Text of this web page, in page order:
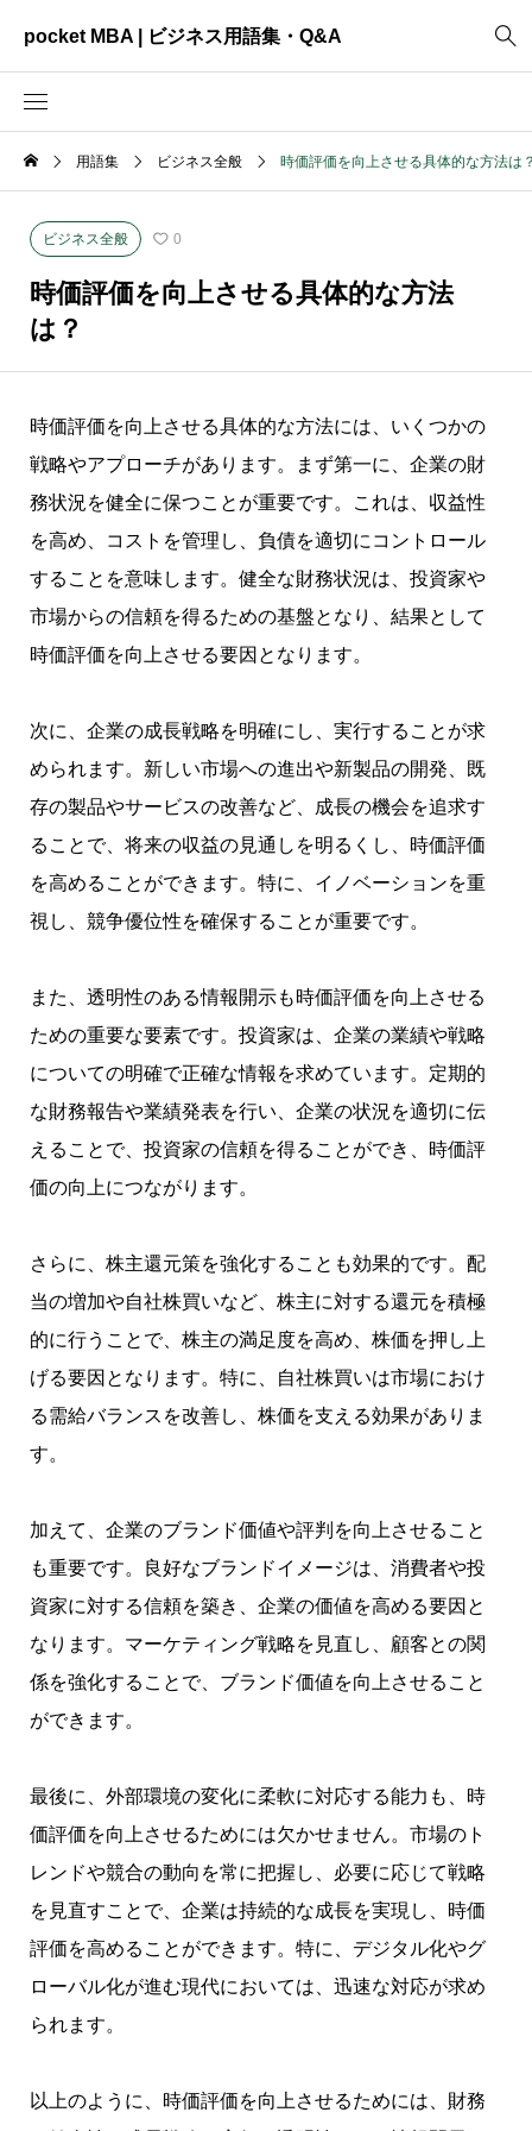
pocket MBA | ビジネス用語集・Q&A
ビジネス全般 2465
資料作成
創業計画
コンサルティング
用語集 ビジネス全般 時価評価を向上させる具体的な方法は
ビジネス全般 0
時価評価を向上させる具体的な方法
は？
時価評価を向上させる具体的な方法には、いくつかの
戦略やアプローチがあります。まず第一に、企業の財
務状況を健全に保つことが重要です。これは、収益性
を高め、コストを管理し、負債を適切にコントロール
することを意味します。健全な財務状況は、投資家や
市場からの信頼を得るための基盤となり、結果として
時価評価を向上させる要因となります。
次に、企業の成長戦略を明確にし、実行することが求
められます。新しい市場への進出や新製品の開発、既
存の製品やサービスの改善など、成長の機会を追求す
ることで、将来の収益の見通しを明るくし、時価評価
を高めることができます。特に、イノベーションを重
視し、競争優位性を確保することが重要です。
また、透明性のある情報開示も時価評価を向上させる
ための重要な要素です。投資家は、企業の業績や戦略
についての明確で正確な情報を求めています。定期的
な財務報告や業績発表を行い、企業の状況を適切に伝
えることで、投資家の信頼を得ることができ、時価評
価の向上につながります。
さらに、株主還元策を強化することも効果的です。配
当の増加や自社株買いなど、株主に対する還元を積極
的に行うことで、株主の満足度を高め、株価を押し上
げる要因となります。特に、自社株買いは市場におけ
る需給バランスを改善し、株価を支える効果がありま
す。
加えて、企業のブランド価値や評判を向上させること
も重要です。良好なブランドイメージは、消費者や投
資家に対する信頼を築き、企業の価値を高める要因と
なります。マーケティング戦略を見直し、顧客との関
係を強化することで、ブランド価値を向上させること
ができます。
最後に、外部環境の変化に柔軟に対応する能力も、時
価評価を向上させるためには欠かせません。市場のト
レンドや競合の動向を常に把握し、必要に応じて戦略
を見直すことで、企業は持続的な成長を実現し、時価
評価を高めることができます。特に、デジタル化やグ
ローバル化が進む現代においては、迅速な対応が求め
られます。
以上のように、時価評価を向上させるためには、財務